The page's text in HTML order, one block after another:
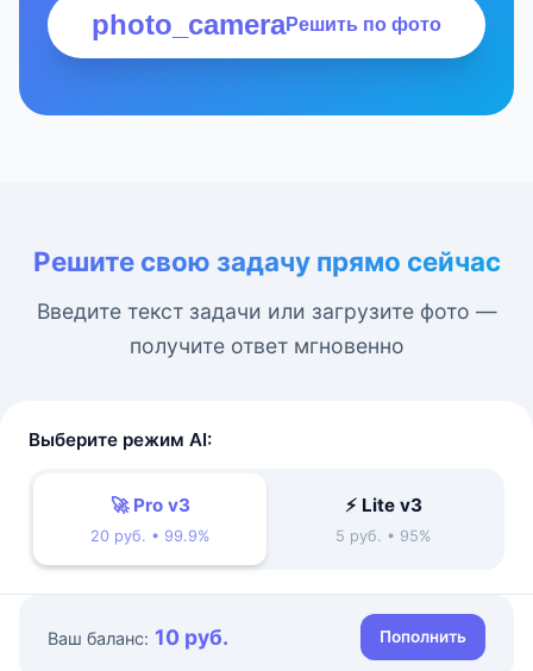
photo_cameraРешить по фото
Решите свою задачу прямо сейчас
Введите текст задачи или загрузите фото —
получите ответ мгновенно
Выберите режим AI:
🚀 Pro v3
20 руб. • 99.9%
⚡ Lite v3
5 руб. • 95%
Ваш баланс: 10 руб. Пополнить